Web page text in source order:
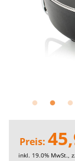
Preis:
inkl. 19.0% MwSt.,